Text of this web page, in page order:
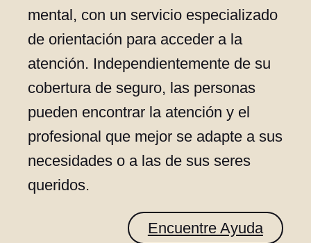
mental, con un servicio especializado
de orientación para acceder a la
atención. Independientemente de su
cobertura de seguro, las personas
pueden encontrar la atención y el
profesional que mejor se adapte a sus
necesidades o a las de sus seres
queridos.
Encuentre Ayuda